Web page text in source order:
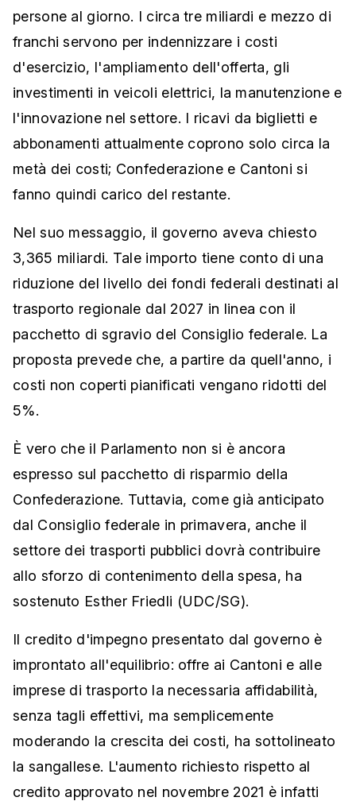
persone al giorno. I circa tre miliardi e mezzo di
franchi servono per indennizzare i costi
d'esercizio, l'ampliamento dell'offerta, gli
investimenti in veicoli elettrici, la manutenzione e
l'innovazione nel settore. I ricavi da biglietti e
abbonamenti attualmente coprono solo circa la
metà dei costi; Confederazione e Cantoni si
fanno quindi carico del restante.
Nel suo messaggio, il governo aveva chiesto
3,365 miliardi. Tale importo tiene conto di una
riduzione del livello dei fondi federali destinati al
trasporto regionale dal 2027 in linea con il
pacchetto di sgravio del Consiglio federale. La
proposta prevede che, a partire da quell'anno, i
costi non coperti pianificati vengano ridotti del
5%.
È vero che il Parlamento non si è ancora
espresso sul pacchetto di risparmio della
Confederazione. Tuttavia, come già anticipato
dal Consiglio federale in primavera, anche il
settore dei trasporti pubblici dovrà contribuire
allo sforzo di contenimento della spesa, ha
sostenuto Esther Friedli (UDC/SG).
Il credito d'impegno presentato dal governo è
improntato all'equilibrio: offre ai Cantoni e alle
imprese di trasporto la necessaria affidabilità,
senza tagli effettivi, ma semplicemente
moderando la crescita dei costi, ha sottolineato
la sangallese. L'aumento richiesto rispetto al
credito approvato nel novembre 2021 è infatti